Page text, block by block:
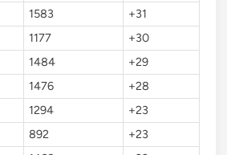
1583
+31
1177
+30
1484
+29
1476
+28
1294
+23
892
+23